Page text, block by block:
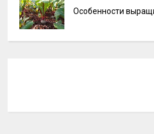
Особенности